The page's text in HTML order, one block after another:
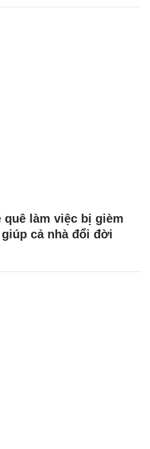
quê làm việc bị gièm
cả nhà đổi đời